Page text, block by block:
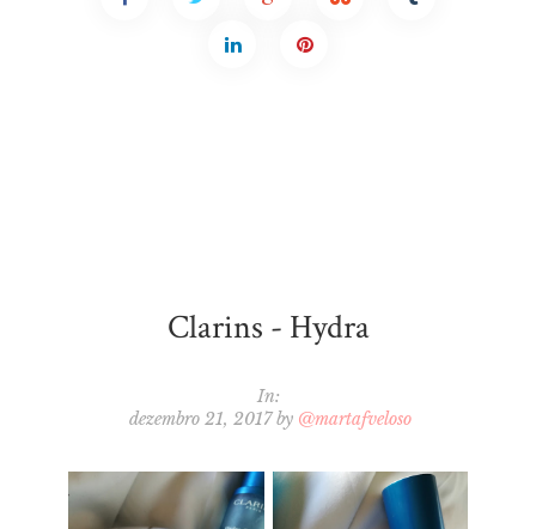
Clarins - Hydra
In:
dezembro 21, 2017by @martafveloso